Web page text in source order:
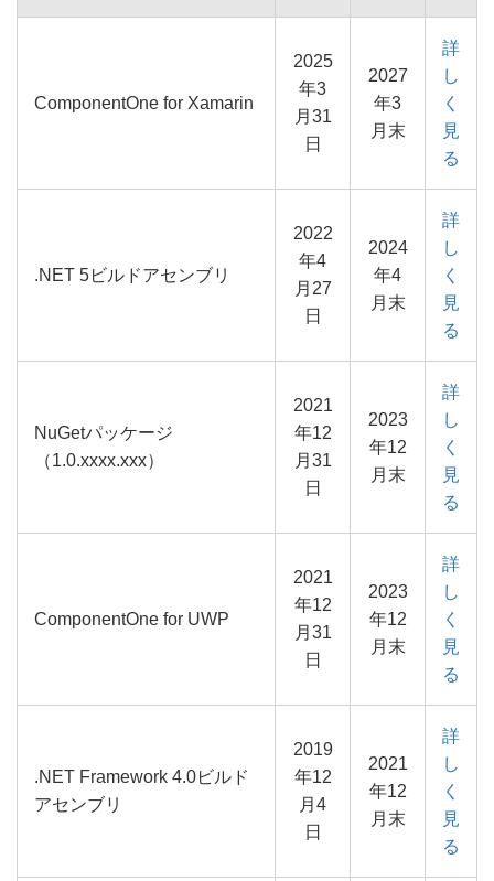
ComponentOne for Xamarin
2025
年3
月31
日
2027
年3
月末
詳
し
く
見
る
.NET 5ビルドアセンブリ
2022
年4
月27
日
2024
年4
月末
詳
し
く
見
る
NuGetパッケージ
（1.0.xxxx.xxx）
2021
年12
月31
日
2023
年12
月末
詳
し
く
見
る
ComponentOne for UWP
2021
年12
月31
日
2023
年12
月末
詳
し
く
見
る
.NET Framework 4.0ビルド
アセンブリ
2019
年12
月4
日
2021
年12
月末
詳
し
く
見
る